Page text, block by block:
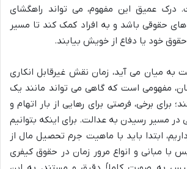
درک عمیق این مفهوم، می تواند راهگشای
حقوقی باشد و به افراد کمک کند تا مسیر
خود یا دفاع از خویش بیابند.
به میان می آید، زمان نقش غیرقابل انکاری
مفهومی است که گاهی می تواند مانند یک
برای برخی، فرصتی برای رهایی از بار اتهام و
در مسیر رسیدن به عدالت. برای اینکه بتوانیم
ابتدا باید با ماهیت جرم تحصیل مال از
با مبانی و انواع مرور زمان در حقوق کیفری